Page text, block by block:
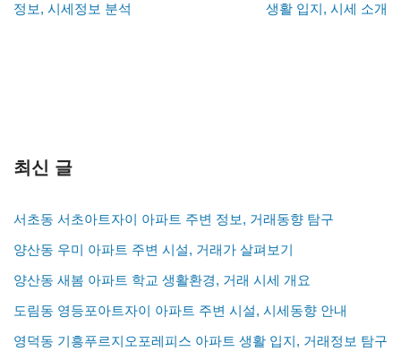
정보, 시세정보 분석
생활 입지, 시세 소개
최신 글
서초동 서초아트자이 아파트 주변 정보, 거래동향 탐구
양산동 우미 아파트 주변 시설, 거래가 살펴보기
양산동 새봄 아파트 학교 생활환경, 거래 시세 개요
도림동 영등포아트자이 아파트 주변 시설, 시세동향 안내
영덕동 기흥푸르지오포레피스 아파트 생활 입지, 거래정보 탐구